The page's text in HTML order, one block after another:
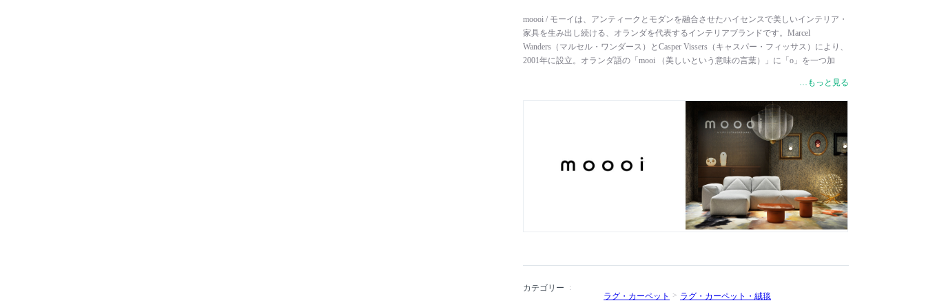
moooi / モーイは、アンティークとモダンを融合させたハイセンスで美しいインテリア・
家具を生み出し続ける、オランダを代表するインテリアブランドです。Marcel
Wanders（マルセル・ワンダース）とCasper Vissers（キャスパー・フィッサス）により、
2001年に設立。オランダ語の「mooi （美しいという意味の言葉）」に「o」を一つ加
ました。アンティークやゴシック、オリエンタルなど様々なエッセンスと現代の先進的
なデザインを融合させた作品は、大胆で遊び心があり、常識にとらわれない独創的なイ
ンテリア空間を演出します。 アートディレクションを務めるマルセル・ワンダースをは
じめ、Studio Job（スタジオ・ヨブ）、Jaime Hayon（ハイメ・アジョン）、Jasper
Morrison（ジャスパー・モリソン）、Maaten Baas（マーティン バース）、三宅有洋、
Neri&Hu（ネリ＆フー）など世界的な著名デザイナーによる個性豊かで美しいコレクシ
ョンは、ブランドデビュー以来、ミラノサローネ国際家具見本市での発表の度に注目を
集め、驚きとユーモアを効かせた独特の世界観で世界中の人々を魅了し続けています。
…もっと見る
カテゴリー
ラグ・カーペット
ラグ・カーペット・絨毯